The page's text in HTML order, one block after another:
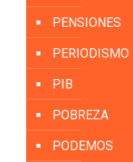
PENSIONES
PERIODISMO
PIB
POBREZA
PODEMOS